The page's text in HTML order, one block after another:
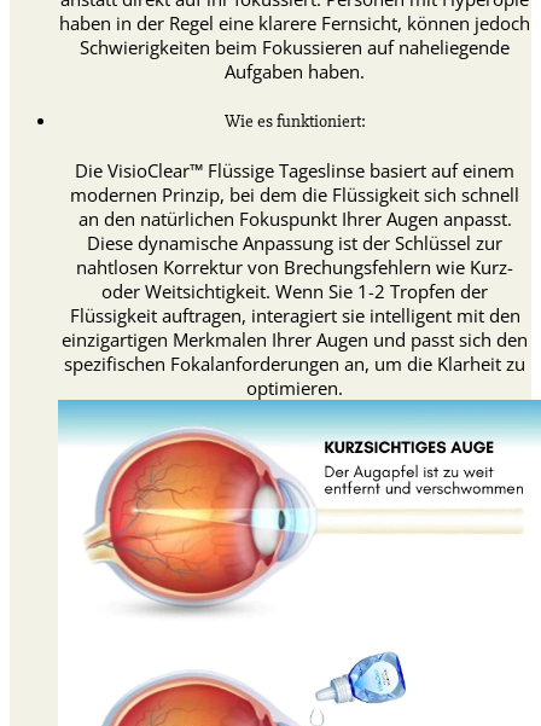
haben in der Regel eine klarere Fernsicht, können jedoch
Schwierigkeiten beim Fokussieren auf naheliegende
Aufgaben haben.
Wie es funktioniert:
Die VisioClear™ Flüssige Tageslinse basiert auf einem
modernen Prinzip, bei dem die Flüssigkeit sich schnell
an den natürlichen Fokuspunkt Ihrer Augen anpasst.
Diese dynamische Anpassung ist der Schlüssel zur
nahtlosen Korrektur von Brechungsfehlern wie Kurz-
oder Weitsichtigkeit. Wenn Sie 1-2 Tropfen der
Flüssigkeit auftragen, interagiert sie intelligent mit den
einzigartigen Merkmalen Ihrer Augen und passt sich den
spezifischen Fokalanforderungen an, um die Klarheit zu
optimieren.